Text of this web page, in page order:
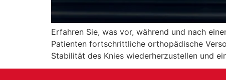
Erfahren Sie, was vor, während und nach
Patienten fortschrittliche orthopädische
Stabilität des Knies wiederherzustellen und